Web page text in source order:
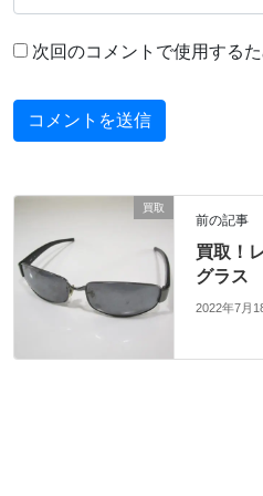
次回のコメントで使用する
買取
前の記事
買取！
グラス
2022年7月